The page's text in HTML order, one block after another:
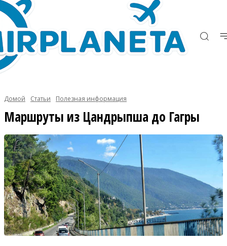
Домой Статьи Полезная информация
Маршруты из Цандрыпша до Гагры